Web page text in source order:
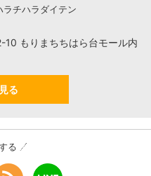
ラチハラダイテン
もりまちちはら台モール内
る
る